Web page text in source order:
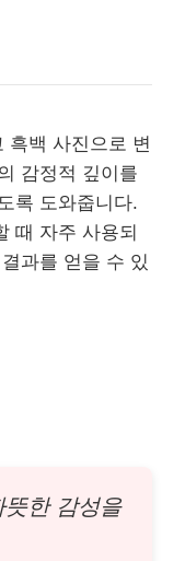
흑백 사진으로 변
감정적 깊이를
록 도와줍니다.
때 자주 사용되
과를 얻을 수 있
뜻한 감성을